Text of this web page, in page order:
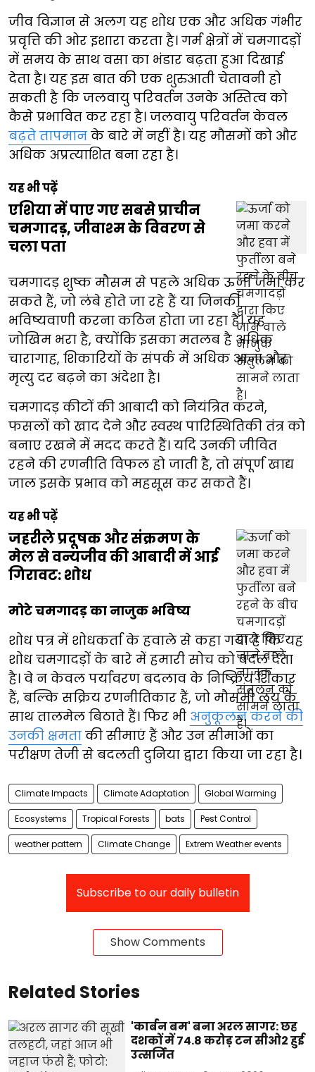
जीव विज्ञान से अलग यह शोध एक और अधिक गंभीर
प्रवृत्ति की ओर इशारा करता है। गर्म क्षेत्रों में चमगादड़ों
में समय के साथ वसा का भंडार बढ़ता हुआ दिखाई
देता है। यह इस बात की एक शुरुआती चेतावनी हो
सकती है कि जलवायु परिवर्तन उनके अस्तित्व को
कैसे प्रभावित कर रहा है। जलवायु परिवर्तन केवल
बढ़ते तापमान के बारे में नहीं है। यह मौसमों को और
अधिक अप्रत्याशित बना रहा है।
यह भी पढ़ें
एशिया में पाए गए सबसे प्राचीन
चमगादड़, जीवाश्म के विवरण से
चला पता
चमगादड़ शुष्क मौसम से पहले अधिक ऊर्जा जमा कर
सकते हैं, जो लंबे होते जा रहे हैं या जिनकी
भविष्यवाणी करना कठिन होता जा रहा है। यह
जोखिम भरा है, क्योंकि इसका मतलब है अधिक
चारागाह, शिकारियों के संपर्क में अधिक आना और
मृत्यु दर बढ़ने का अंदेशा है।
चमगादड़ कीटों की आबादी को नियंत्रित करने,
फसलों को खाद देने और स्वस्थ पारिस्थितिकी तंत्र को
बनाए रखने में मदद करते हैं। यदि उनकी जीवित
रहने की रणनीति विफल हो जाती है, तो संपूर्ण खाद्य
जाल इसके प्रभाव को महसूस कर सकते हैं।
यह भी पढ़ें
जहरीले प्रदूषक और संक्रमण के
मेल से वन्यजीव की आबादी में आई
गिरावट: शोध
मोटे चमगादड़ का नाजुक भविष्य
शोध पत्र में शोधकर्ता के हवाले से कहा गया है कि यह
शोध चमगादड़ों के बारे में हमारी सोच को बदल देता
है। वे न केवल पर्यावरण बदलाव के निष्क्रिय शिकार
हैं, बल्कि सक्रिय रणनीतिकार हैं, जो मौसमी लय के
साथ तालमेल बिठाते हैं। फिर भी अनुकूलन करने की
उनकी क्षमता की सीमाएं हैं और उन सीमाओं का
परीक्षण तेजी से बदलती दुनिया द्वारा किया जा रहा है।
Climate Impacts Climate Adaptation Global Warming
Ecosystems Tropical Forests bats Pest Control
weather pattern Climate Change Extrem Weather events
Subscribe to our daily bulletin
Show Comments
Related Stories
'कार्बन बम' बना अरल सागर: छह
दशकों में 74.8 करोड़ टन सीओ2 हुई
उत्सर्जित